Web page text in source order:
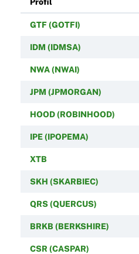
GTF (GOTFI)
IDM (IDMSA)
NWA (NWAI)
JPM (JPMORGAN)
HOOD (ROBINHOOD)
IPE (IPOPEMA)
XTB
SKH (SKARBIEC)
QRS (QUERCUS)
BRKB (BERKSHIRE)
CSR (CASPAR)